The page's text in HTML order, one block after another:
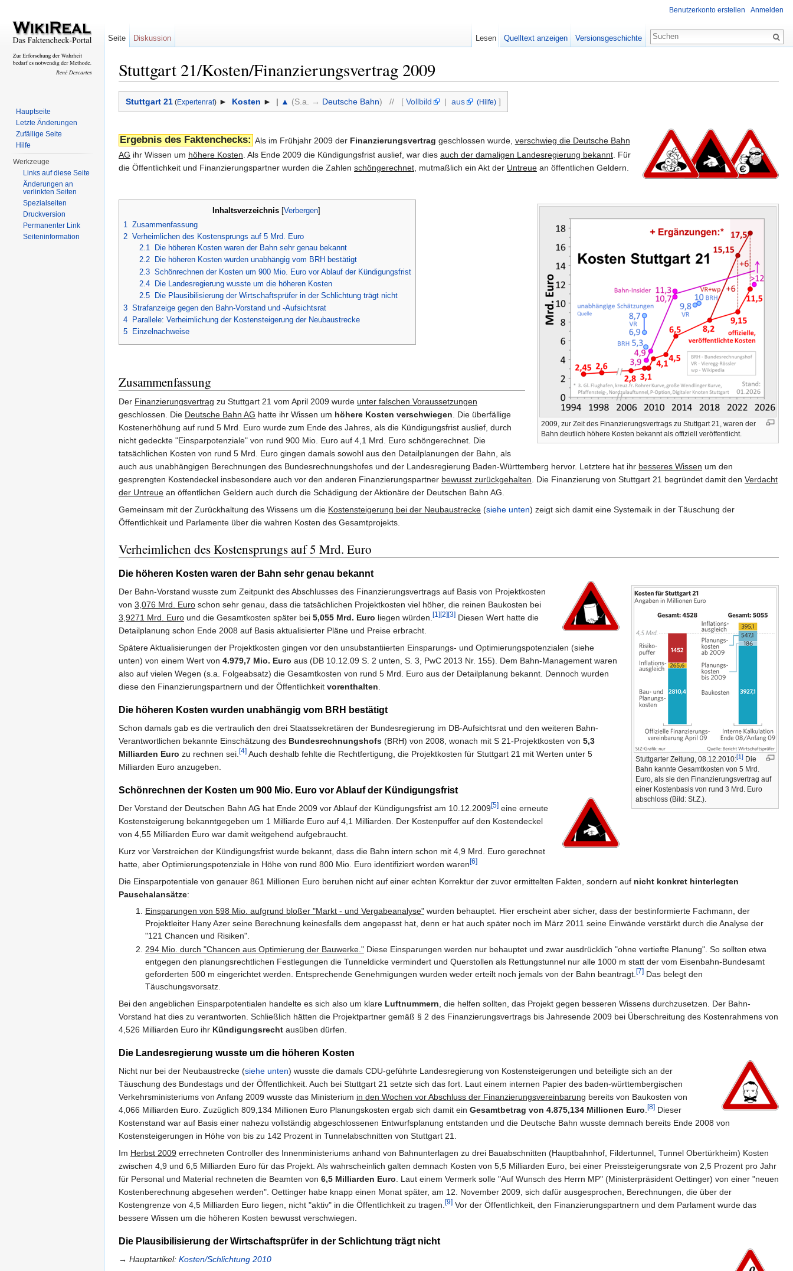
Stuttgart 21/Kosten/Finanzierungsvertrag 2009
Stuttgart 21 (Expertenrat) ► Kosten ► | ▲ (S.a. → Deutsche Bahn) // [Vollbild |aus (Hilfe) ]
Ergebnis des Faktenchecks: Als im Frühjahr 2009 der Finanzierungsvertrag geschlossen wurde, verschwieg die Deutsche Bahn
AG ihr Wissen um höhere Kosten . Als Ende 2009 die Kündigungsfrist auslief, war dies auch der damaligen Landesregierung bekannt . Für
die Öffentlichkeit und Finanzierungspartner wurden die Zahlen schöngerechnet , mutmaßlich ein Akt der Untreue an öffentlichen Geldern.
2009, zur Zeit des Finanzierungsvertrags zu Stuttgart 21, waren der
Bahn deutlich höhere Kosten bekannt als offiziell veröffentlicht.
Inhaltsverzeichnis[Verbergen]
1
Zusammenfassung
2 Verheimlichen des Kostensprungs auf 5 Mrd. Euro
2.1
Die höheren Kosten waren der Bahn sehr genau bekannt
2.2
Die höheren Kosten wurden unabhängig vom BRH bestätigt
2.3 Schönrechnen der Kosten um 900 Mio. Euro vor Ablauf der Kündigungsfrist
2.4
Die Landesregierung wusste um die höheren Kosten
2.5
Die Plausibilisierung der Wirtschaftsprüfer in der Schlichtung trägt nicht
3 Strafanzeige gegen den Bahn-Vorstand und -Aufsichtsrat
4
Parallele: Verheimlichung der Kostensteigerung der Neubaustrecke
5
Einzelnachweise
Zusammenfassung
Der Finanzierungsvertrag zu Stuttgart 21 vom April 2009 wurde unter falschen Voraussetzungen
geschlossen. Die Deutsche Bahn AG hatte ihr Wissen um höhere Kosten verschwiegen . Die überfällige
Kostenerhöhung auf rund 5 Mrd. Euro wurde zum Ende des Jahres, als die Kündigungsfrist auslief, durch
nicht gedeckte "Einsparpotenziale" von rund 900 Mio. Euro auf 4,1 Mrd. Euro schöngerechnet. Die
tatsächlichen Kosten von rund 5 Mrd. Euro gingen damals sowohl aus den Detailplanungen der Bahn, als
auch aus unabhängigen Berechnungen des Bundesrechnungshofes und der Landesregierung Baden-Württemberg hervor. Letztere hat ihr besseres Wissen um den
gesprengten Kostendeckel insbesondere auch vor den anderen Finanzierungspartner bewusst zurückgehalten . Die Finanzierung von Stuttgart 21 begründet damit den Verdacht
der Untreue an öffentlichen Geldern auch durch die Schädigung der Aktionäre der Deutschen Bahn AG.
Gemeinsam mit der Zurückhaltung des Wissens um die Kostensteigerung bei der Neubaustrecke (siehe unten) zeigt sich damit eine Systemaik in der Täuschung der
Öffentlichkeit und Parlamente über die wahren Kosten des Gesamtprojekts.
Verheimlichen des Kostensprungs auf 5 Mrd. Euro
Die höheren Kosten waren der Bahn sehr genau bekannt
Stuttgarter Zeitung, 08.12.2010:[1] Die
Bahn kannte Gesamtkosten von 5 Mrd.
Euro, als sie den Finanzierungsvertrag auf
einer Kostenbasis von rund 3 Mrd. Euro
abschloss (Bild: St.Z.).
Der Bahn-Vorstand wusste zum Zeitpunkt des Abschlusses des Finanzierungsvertrags auf Basis von Projektkosten
von 3,076 Mrd. Euro schon sehr genau, dass die tatsächlichen Projektkosten viel höher, die reinen Baukosten bei
3,9271 Mrd. Euro und die Gesamtkosten später bei 5,055 Mrd. Euro liegen würden. [1][2][3] Diesen Wert hatte die
Detailplanung schon Ende 2008 auf Basis aktualisierter Pläne und Preise erbracht.
Spätere Aktualisierungen der Projektkosten gingen vor den unsubstantiierten Einsparungs- und Optimierungspotenzialen (siehe
unten) von einem Wert von 4.979,7 Mio. Euro aus (DB 10.12.09 S. 2 unten, S. 3, PwC 2013 Nr. 155). Dem Bahn-Management waren
also auf vielen Wegen (s.a. Folgeabsatz) die Gesamtkosten von rund 5 Mrd. Euro aus der Detailplanung bekannt. Dennoch wurden
diese den Finanzierungspartnern und der Öffentlichkeit vorenthalten
Die höheren Kosten wurden unabhängig vom BRH bestätigt
Schon damals gab es die vertraulich den drei Staatssekretären der Bundesregierung im DB-Aufsichtsrat und den weiteren Bahn-
Verantwortlichen bekannte Einschätzung des Bundesrechnungshofs (BRH) von 2008, wonach mit S 21-Projektkosten von 5,3
Milliarden Euro zu rechnen sei.[4] Auch deshalb fehlte die Rechtfertigung, die Projektkosten für Stuttgart 21 mit Werten unter 5
Milliarden Euro anzugeben.
Schönrechnen der Kosten um 900 Mio. Euro vor Ablauf der Kündigungsfrist
Der Vorstand der Deutschen Bahn AG hat Ende 2009 vor Ablauf der Kündigungsfrist am 10.12.2009[5] eine erneute
Kostensteigerung bekanntgegeben um 1 Milliarde Euro auf 4,1 Milliarden. Der Kostenpuffer auf den Kostendeckel
von 4,55 Milliarden Euro war damit weitgehend aufgebraucht.
Kurz vor Verstreichen der Kündigungsfrist wurde bekannt, dass die Bahn intern schon mit 4,9 Mrd. Euro gerechnet
hatte, aber Optimierungspotenziale in Höhe von rund 800 Mio. Euro identifiziert worden waren[6]
Die Einsparpotentiale von genauer 861 Millionen Euro beruhen nicht auf einer echten Korrektur der zuvor ermittelten Fakten, sondern auf nicht konkret hinterlegten
Pauschalansätze:
Einsparungen von 598 Mio. aufgrund bloßer "Markt - und Vergabeanalyse"wurden behauptet. Hier erscheint aber sicher, dass der bestinformierte Fachmann, der
Projektleiter Hany Azer seine Berechnung keinesfalls dem angepasst hat, denn er hat auch später noch im März 2011 seine Einwände verstärkt durch die Analyse der
"121 Chancen und Risiken".
294 Mio. durch "Chancen aus Optimierung der Bauwerke."Diese Einsparungen werden nur behauptet und zwar ausdrücklich "ohne vertiefte Planung". So sollten etwa
entgegen den planungsrechtlichen Festlegungen die Tunneldicke vermindert und Querstollen als Rettungstunnel nur alle 1000 m statt der vom Eisenbahn-Bundesamt
geforderten 500 m eingerichtet werden. Entsprechende Genehmigungen wurden weder erteilt noch jemals von der Bahn beantragt. [7]Das belegt den
Täuschungsvorsatz.
Bei den angeblichen Einsparpotentialen handelte es sich also um klare Luftnummern , die helfen sollten, das Projekt gegen besseren Wissens durchzusetzen. Der Bahn-
Vorstand hat dies zu verantworten. Schließlich hätten die Projektpartner gemäß § 2 des Finanzierungsvertrags bis Jahresende 2009 bei Überschreitung des Kostenrahmens von
4,526 Milliarden Euro ihr Kündigungsrecht ausüben dürfen.
Die Landesregierung wusste um die höheren Kosten
Nicht nur bei der Neubaustrecke (siehe unten) wusste die damals CDU-geführte Landesregierung von Kostensteigerungen und beteiligte sich an der
Täuschung des Bundestags und der Öffentlichkeit. Auch bei Stuttgart 21 setzte sich das fort. Laut einem internen Papier des baden-württembergischen
Verkehrsministeriums von Anfang 2009 wusste das Ministerium in den Wochen vor Abschluss der Finanzierungsvereinbarung bereits von Baukosten von
4,066 Milliarden Euro. Zuzüglich 809,134 Millionen Euro Planungskosten ergab sich damit ein Gesamtbetrag von 4.875,134 Millionen Euro [8] Dieser
Kostenstand war auf Basis einer nahezu vollständig abgeschlossenen Entwurfsplanung entstanden und die Deutsche Bahn wusste demnach bereits Ende 2008 von
Kostensteigerungen in Höhe von bis zu 142 Prozent in Tunnelabschnitten von Stuttgart 21.
Im Herbst 2009 errechneten Controller des Innenministeriums anhand von Bahnunterlagen zu drei Bauabschnitten (Hauptbahnhof, Fildertunnel, Tunnel Obertürkheim) Kosten
zwischen 4,9 und 6,5 Milliarden Euro für das Projekt. Als wahrscheinlich galten demnach Kosten von 5,5 Milliarden Euro, bei einer Preissteigerungsrate von 2,5 Prozent pro Jahr
für Personal und Material rechneten die Beamten von 6,5 Milliarden Euro . Laut einem Vermerk solle "Auf Wunsch des Herrn MP" (Ministerpräsident Oettinger) von einer "neuen
Kostenberechnung abgesehen werden". Oettinger habe knapp einen Monat später, am 12. November 2009, sich dafür ausgesprochen, Berechnungen, die über der
Kostengrenze von 4,5 Milliarden Euro liegen, nicht "aktiv" in die Öffentlichkeit zu tragen. [9] Vor der Öffentlichkeit, den Finanzierungspartnern und dem Parlament wurde das
bessere Wissen um die höheren Kosten bewusst verschwiegen.
Die Plausibilisierung der Wirtschaftsprüfer in der Schlichtung trägt nicht
→ Hauptartikel: Kosten/Schlichtung 2010
Benutzerkonto erstellen Anmelden
Seite Diskussion Lesen Quelltext anzeigen Versionsgeschichte
Hauptseite
Letzte Änderungen
Zufällige Seite
Hilfe
Werkzeuge
Links auf diese Seite
Änderungen an
verlinkten Seiten
Spezialseiten
Druckversion
Permanenter Link
Seiteninformation